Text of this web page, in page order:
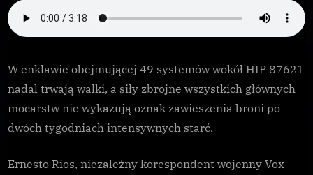
w
enklawie
87621
W enklawie obejmującej 49 systemów wokół HIP 87621
nadal trwają walki, a siły zbrojne wszystkich głównych
mocarstw nie wykazują oznak zawieszenia broni po
dwóch tygodniach intensywnych starć.
Ernesto Rios, niezależny korespondent wojenny Vox